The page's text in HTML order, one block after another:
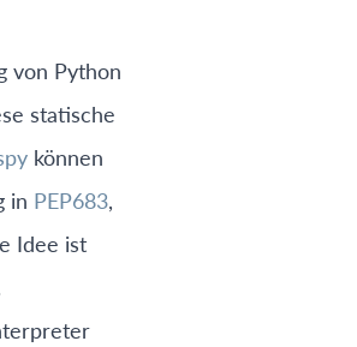
von Python
statische
können
in PEP683,
Idee ist